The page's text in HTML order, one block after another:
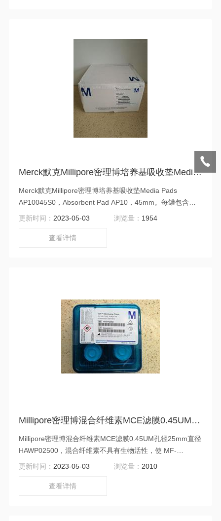
Merck默克Millipore密理博培养基吸收垫Media Pads AP10045S0
Merck默克Millipore密理博培养基吸收垫Media Pads
AP10045S0，Absorbent Pad AP10，45mm。每罐包含
100个吸收垫，无菌，45mm，每盒10罐。
更新时间： 2023-05-03 浏览量： 1954
查看详情
Millipore密理博混合纤维素MCE滤膜0.45UM孔径25mm直径HAWP02500
Millipore密理博混合纤维素MCE滤膜0.45UM孔径25mm直径
HAWP02500，混合纤维素不具有生物活性，使 MF-
Millipore 表面滤膜成为分析和研究应用中Z广为使用的膜之
量的润湿剂，其水溶出物比标准的 MF-Millipore 滤膜低。
更新时间： 2023-05-03 浏览量： 2010
查看详情